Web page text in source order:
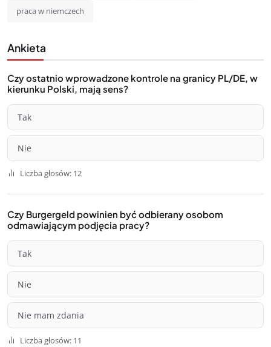
praca w niemczech
Ankieta
Czy ostatnio wprowadzone kontrole na granicy PL/DE, w
kierunku Polski, mają sens?
Tak
Nie
Liczba głosów: 12
Czy Burgergeld powinien być odbierany osobom
odmawiającym podjęcia pracy?
Tak
Nie
Nie mam zdania
Liczba głosów: 11